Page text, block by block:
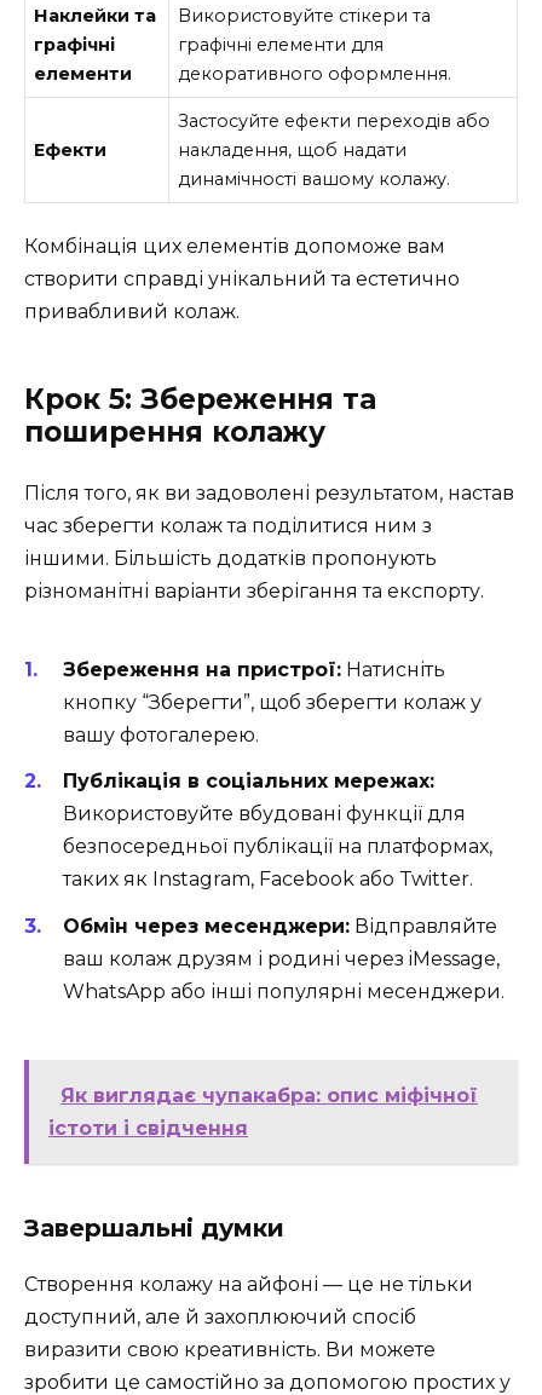
Наклейки та
графічні
елементи
Використовуйте стікери та
графічні елементи для
декоративного оформлення.
Ефекти
Застосуйте ефекти переходів або
накладення, щоб надати
динамічності вашому колажу.
Комбінація цих елементів допоможе вам
створити справді унікальний та естетично
привабливий колаж.
Крок 5: Збереження та
поширення колажу
Після того, як ви задоволені результатом, настав
час зберегти колаж та поділитися ним з
іншими. Більшість додатків пропонують
різноманітні варіанти зберігання та експорту.
Збереження на пристрої: Натисніть
кнопку “Зберегти”, щоб зберегти колаж у
вашу фотогалерею.
Публікація в соціальних мережах:
Використовуйте вбудовані функції для
безпосередньої публікації на платформах,
таких як Instagram, Facebook або Twitter.
Обмін через месенджери: Відправляйте
ваш колаж друзям і родині через iMessage,
WhatsApp або інші популярні месенджери.
Як виглядає чупакабра: опис міфічної
істоти і свідчення
Завершальні думки
Створення колажу на айфоні — це не тільки
доступний, але й захоплюючий спосіб
виразити свою креативність. Ви можете
зробити це самостійно за допомогою простих у